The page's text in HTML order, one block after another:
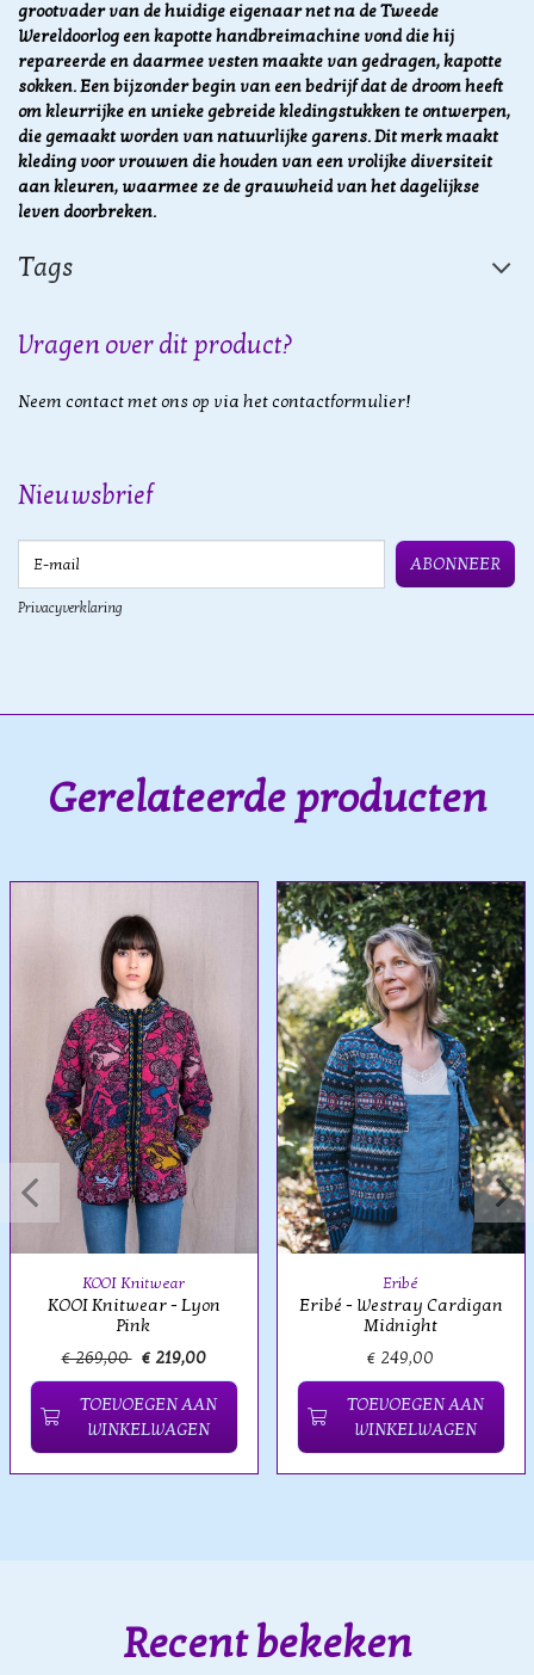
grootvader van de huidige eigenaar net na de Tweede
Wereldoorlog een kapotte handbreimachine vond die hij
repareerde en daarmee vesten maakte van gedragen, kapotte
sokken. Een bijzonder begin van een bedrijf dat de droom heeft
om kleurrijke en unieke gebreide kledingstukken te ontwerpen,
die gemaakt worden van natuurlijke garens. Dit merk maakt
kleding voor vrouwen die houden van een vrolijke diversiteit
aan kleuren, waarmee ze de grauwheid van het dagelijkse
leven doorbreken.
Tags
Vragen over dit product?
Neem contact met ons op via het contactformulier!
Nieuwsbrief
ABONNEER
Privacyverklaring
Gerelateerde producten
KOOI Knitwear
KOOI Knitwear - Lyon
Pink
€ 269,00 € 219,00
TOEVOEGEN AAN
WINKELWAGEN
Eribé
Eribé - Westray Cardigan
Midnight
€ 249,00
TOEVOEGEN AAN
WINKELWAGEN
Recent bekeken